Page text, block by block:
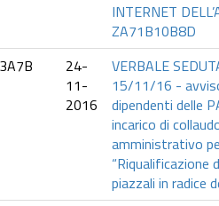
INTERNET
ZA71B10B8D
24-
11-
2016
VERBALE
15/11/16 -
dipendenti delle
incarico di
amministrativo
“Riqualificazione
piazzali in radice